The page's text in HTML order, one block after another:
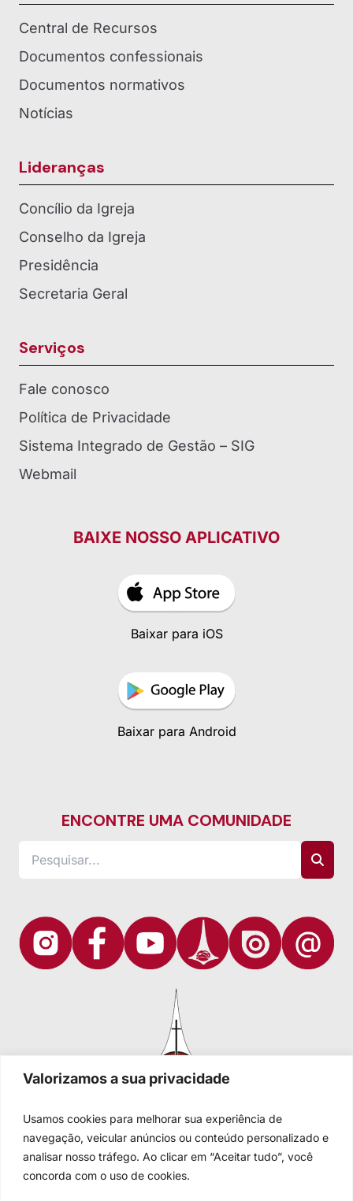
Valorizamos a sua privacidade
Usamos cookies para melhorar sua experiência de
navegação, veicular anúncios ou conteúdo personalizado e
analisar nosso tráfego. Ao clicar em “Aceitar tudo”, você
concorda com o uso de cookies.
Central de Recursos
Documentos confessionais
Documentos normativos
Notícias
Lideranças
Concílio da Igreja
Conselho da Igreja
Presidência
Secretaria Geral
Serviços
Fale conosco
Política de Privacidade
Sistema Integrado de Gestão – SIG
Webmail
BAIXE NOSSO APLICATIVO
Baixar para iOS
Baixar para Android
ENCONTRE UMA COMUNIDADE
Igreja Evangélica de Confissão Luterana no Brasil
Sede nacional: Rua Senhor dos Passos, 202/4º andar Centro -